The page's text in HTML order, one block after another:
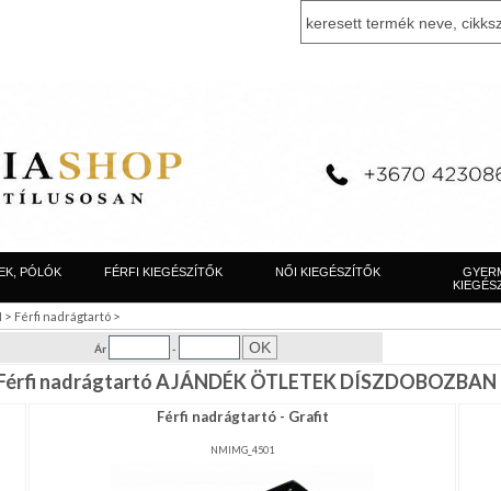
PÓLÓK FÉRFI KIEGÉSZÍTŐK NŐI KIEGÉSZÍTŐK
> Férfi nadrágtartó >
Ár -
nadrágtartó AJÁNDÉK ÖTLETEK DÍSZDOBOZBAN
Férfi nadrágtartó - Grafit
NMIMG_4501